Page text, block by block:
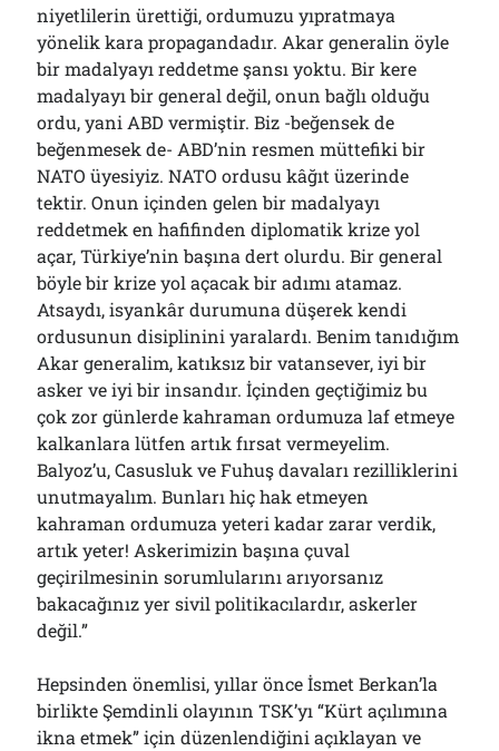
niyetlilerin ürettiği, ordumuzu yıpratmaya
yönelik kara propagandadır. Akar generalin öyle
bir madalyayı reddetme şansı yoktu. Bir kere
madalyayı bir general değil, onun bağlı olduğu
ordu, yani ABD vermiştir. Biz ­-beğensek de
beğenmesek de­- ABD’nin resmen müttefiki bir
NATO üyesiyiz. NATO ordusu kâğıt üzerinde
tektir. Onun içinden gelen bir madalyayı
reddetmek en hafifinden diplomatik krize yol
açar, Türkiye’nin başına dert olurdu. Bir general
böyle bir krize yol açacak bir adımı atamaz.
Atsaydı, isyankâr durumuna düşerek kendi
ordusunun disiplinini yaralardı. Benim tanıdığım
Akar generalim, katıksız bir vatansever, iyi bir
asker ve iyi bir insandır. İçinden geçtiğimiz bu
çok zor günlerde kahraman ordumuza laf etmeye
kalkanlara lütfen artık fırsat vermeyelim.
Balyoz’u, Casusluk ve Fuhuş davaları rezilliklerini
unutmayalım. Bunları hiç hak etmeyen
kahraman ordumuza yeteri kadar zarar verdik,
artık yeter! Askerimizin başına çuval
geçirilmesinin sorumlularını arıyorsanız
bakacağınız yer sivil politikacılardır, askerler
değil.”
Hepsinden önemlisi, yıllar önce İsmet Berkan’la
birlikte Şemdinli olayının TSK’yı “Kürt açılımına
ikna etmek” için düzenlendiğini açıklayan ve